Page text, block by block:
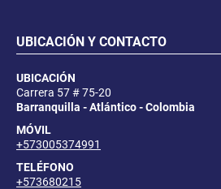
UBICACIÓN Y CONTACTO
UBICACIÓN
Carrera 57 # 75-20
Barranquilla - Atlántico - Colombia
MÓVIL
+573005374991
TELÉFONO
+573680215